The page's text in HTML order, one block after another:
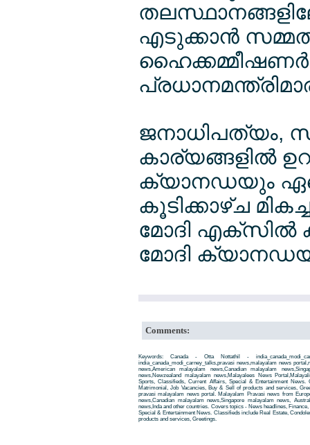
എടുക്കാന്‍
ജനാധിപത്യം,
കാര്യങ്ങളില്‍
ക്യാനഡയും ഏറെ
കൂടിക്കാഴ്ച
മോദി എക്സില്‍
മോദി
Comments:
Keywords: Canada - Otta Nottathil -
india_canada_modi_carney_talks,pravasi news,malayalam news
news,American malayalam news,Canadian malayalam
news,Newzealand malayalam news,Malayalees News
Sports, Classifieds, Current Affairs, Special & Entertainment News.
Matrimonial, Job Vacancies, Buy & Sell of products and services,
pravasi malayalam news portal. Malayalam Pravasi news from
news,Canadian malayalam news,Singapore malayalam news,
news,Inda and other countries. Covers topics - News headlines,
Special & Entertainment News. Classifieds include Real Estate,
products and services, Greetings.